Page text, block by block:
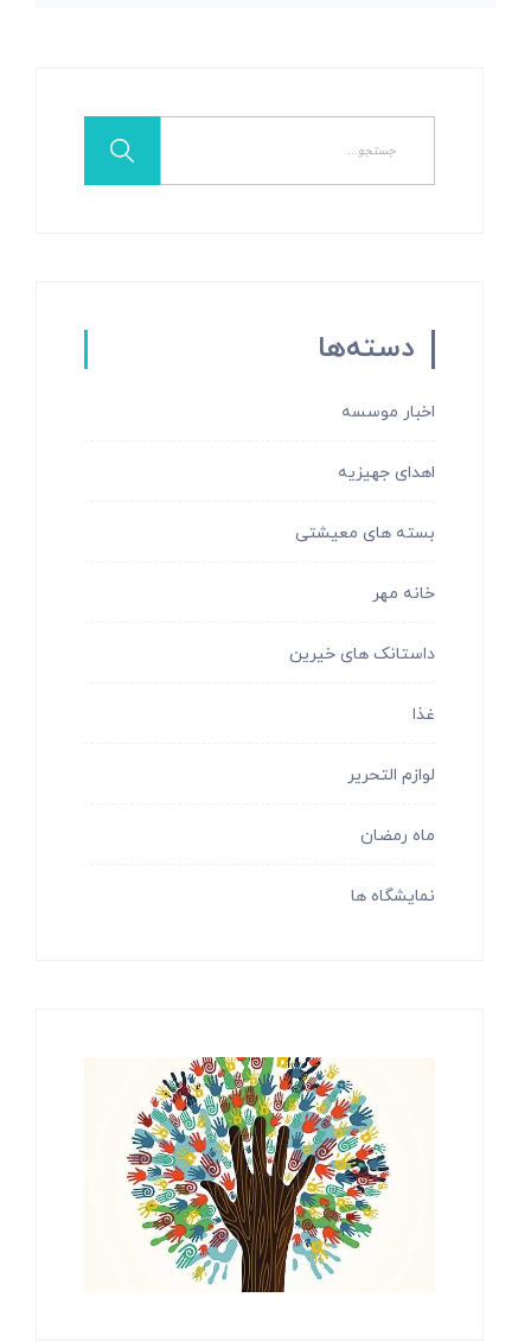
دسته‌ها
اخبار موسسه
اهدای جهیزیه
بسته های معیشتی
خانه مهر
داستانک های خیرین
غذا
لوازم التحریر
ماه رمضان
نمایشگاه ها